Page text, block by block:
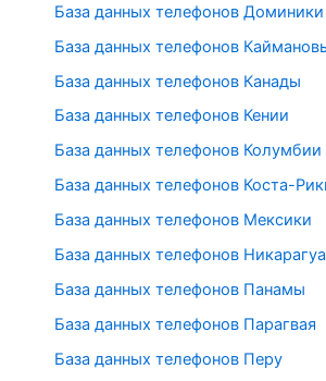
База данных телефонов Доминики
База данных телефонов
База данных телефонов Канады
База данных телефонов Кении
База данных телефонов Колумбии
База данных телефонов Коста-
База данных телефонов Мексики
База данных телефонов Никарагуа
База данных телефонов Панамы
База данных телефонов Парагвая
База данных телефонов Перу